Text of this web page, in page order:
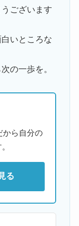
ございます
いところな
の一歩を。
から自分の
る